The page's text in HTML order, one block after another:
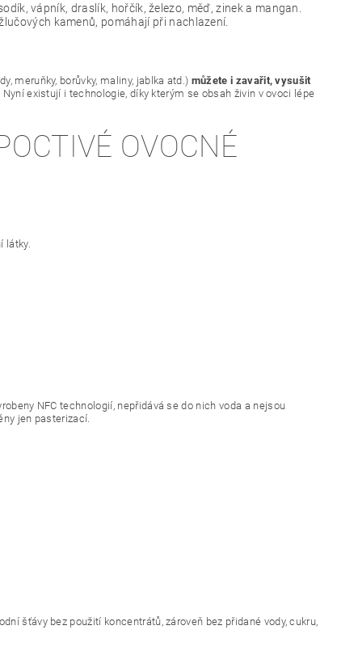
vápník, draslík, hořčík, železo, měď, zinek a mangan.
kamenů, pomáhají při nachlazení.
meruňky, borůvky, maliny, jablka atd.) můžete i zavařit, vysušit
Nyní existují i technologie, díky kterým se obsah živin v ovoci lépe
OVOCNÉ
látky.
NFC technologií, nepřidává se do nich voda a nejsou
jen pasterizací.
šťávy bez použití koncentrátů, zároveň bez přidané vody, cukru,